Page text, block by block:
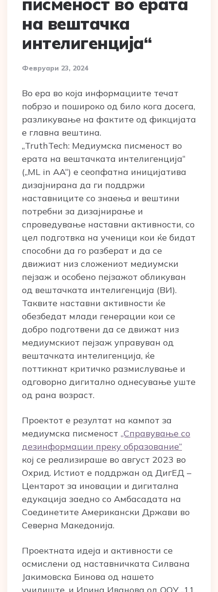
на вештачка
интелигенција“
Февруари 23, 2024
Во ера во која информациите течат
побрзо и пошироко од било кога досега,
разликување на фактите од фикцијата
е главна вештина.
„TruthTech: Медиумска писменост во
ерата на вештачката интелигенција“
(„ML in AA“) е сеопфатна иницијатива
дизајнирана да ги поддржи
наставниците со знаења и вештини
потребни за дизајнирање и
спроведување наставни активности, со
цел подготвка на ученици кои ќе бидат
способни да го разберат и да се
движиат низ сложениот медиумски
пејзаж и особено пејзажот обликуван
од вештачката интелигенција (ВИ).
Таквите наставни активности ќе
обезбедат млади генерации кои се
добро подготвени да се движат низ
медиумскиот пејзаж управуван од
вештачката интелигенција, ќе
поттикнат критичко размислување и
одговорно дигитално однесување уште
од рана возраст.
Проектот е резултат на кампот за
медиумска писменост „Справување со
дезинформации преку образование“
кој се реализираше во август 2023 во
Охрид. Истиот е поддржан од ДигЕД –
Центарот за иновации и дигитална
едукација заедно со Амбасадата на
Соединетите Американски Држави во
Северна Македонија.
Проектната идеја и активности се
осмислени од наставничката Силвана
Јакимовска Бинова од нашето